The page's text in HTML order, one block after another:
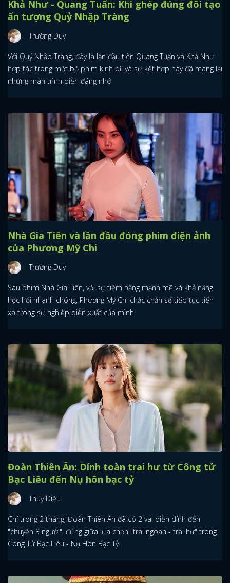
Khả Như - Quang Tuấn: Khi ghép đúng đôi tạo
ấn tượng Quỷ Nhập Tràng
Trường Duy
Với Quỷ Nhập Tràng, đây là lần đầu tiên Quang Tuấn và Khả Như
hợp tác trong một bộ phim kinh dị, và sự kết hợp này đã mang lại
những màn trình diễn đáng nhớ
Nhà Gia Tiên và lần đầu đóng phim điện ảnh
của Phương Mỹ Chi
Trường Duy
Sau phim Nhà Gia Tiên, với sự tiềm năng mạnh mẽ và khả năng
học hỏi nhanh chóng, Phương Mỹ Chi chắc chắn sẽ tiếp tục tiến
xa trong sự nghiệp diễn xuất của mình
Đoàn Thiên Ân: Dính toàn trai hư từ Công tử
Bạc Liêu đến Nụ hôn bạc tỷ
Thuỵ Diệu
Chỉ trong 2 tháng, Đoàn Thiên Ân đã có 2 vai diễn dính đến
"chuyện 3 người", đứng giữa lựa chọn "trai ngoan - trai hư" trong
Công Tử Bạc Liêu - Nụ Hôn Bạc Tỷ.